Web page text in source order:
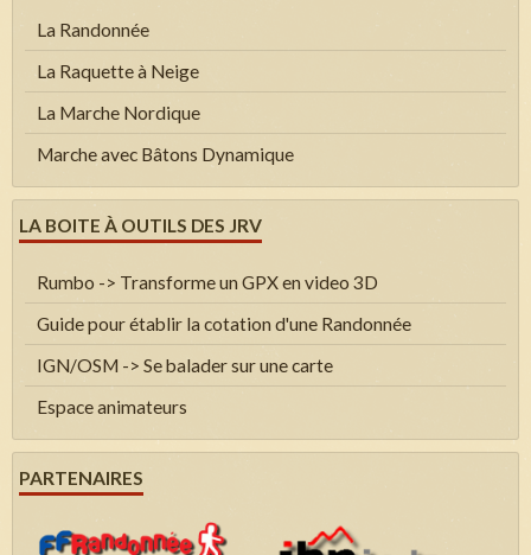
La Randonnée
La Raquette à Neige
La Marche Nordique
Marche avec Bâtons Dynamique
LA BOITE À OUTILS DES JRV
Rumbo -> Transforme un GPX en video 3D
Guide pour établir la cotation d'une Randonnée
IGN/OSM -> Se balader sur une carte
Espace animateurs
PARTENAIRES